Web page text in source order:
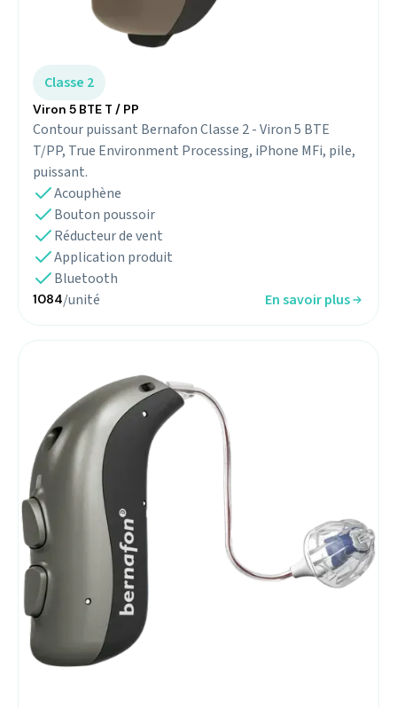
Classe 2
Viron 5 BTE T / PP
Contour puissant Bernafon Classe 2 - Viron 5 BTE
T/PP, True Environment Processing, iPhone MFi, pile,
puissant.
Acouphène
Bouton poussoir
Réducteur de vent
Application produit
Bluetooth
1084/unité En savoir plus